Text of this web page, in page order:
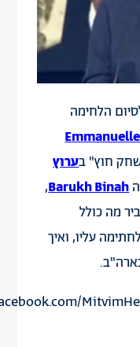
הלחימה
עמנואל אלבז-פלפס Emmanuelle
חוץ" בערוץ
Barukh Binah
,
מה כולל
עליו, ואיך